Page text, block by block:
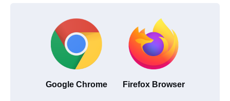
Google Chrome Firefox Browser